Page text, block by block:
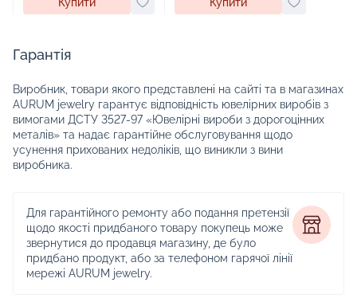
Гарантія
Виробник, товари якого представлені на сайті та в магазинах
AURUM jewelry гарантує відповідність ювелірних виробів з
вимогами ДСТУ 3527-97 «Ювелірні вироби з дорогоцінних
металів» та надає гарантійне обслуговування щодо
усунення прихованих недоліків, що виникли з вини
виробника.
Для гарантійного ремонту або подання претензії
щодо якості придбаного товару покупець може
звернутися до продавця магазину, де було
придбано продукт, або за телефоном гарячої лінії
мережі AURUM jewelry.